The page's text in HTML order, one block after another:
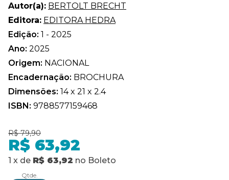
Autor(a): BERTOLT BRECHT
Editora: EDITORA HEDRA
Edição: 1 - 2025
Ano: 2025
Origem: NACIONAL
Encadernação: BROCHURA
Dimensões: 14 x 21 x 2.4
ISBN: 9788577159468
R$ 79,90
R$ 63,92
1 x de R$ 63,92 no Boleto
Qtde.